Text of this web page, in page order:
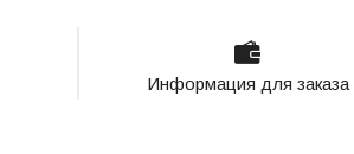
Информация для заказа